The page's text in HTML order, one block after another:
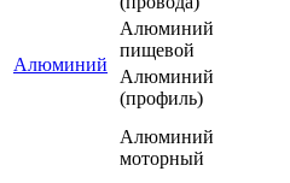
Алюминий
Алюминий
пищевой
Алюминий
(профиль)
Алюминий
моторный